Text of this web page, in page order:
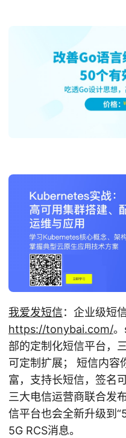
我爱发短信：企业级短
https://tonybai.com/
部的定制化短信平台，
可定制扩展； 短信内容
富，支持长短信，签名
三大电信运营商联合发
信平台也会全新升级到
5G RCS消息。